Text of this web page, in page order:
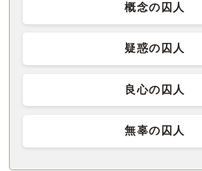
概念の囚人
疑惑の囚人
良心の囚人
無辜の囚人